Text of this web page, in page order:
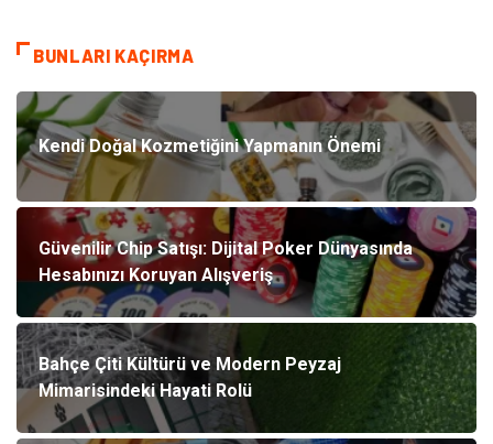
BUNLARI KAÇIRMA
Kendi Doğal Kozmetiğini Yapmanın Önemi
Güvenilir Chip Satışı: Dijital Poker Dünyasında
Hesabınızı Koruyan Alışveriş
Bahçe Çiti Kültürü ve Modern Peyzaj
Mimarisindeki Hayati Rolü